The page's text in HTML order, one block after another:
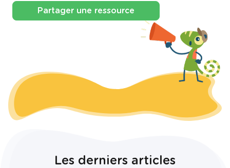
Partager une ressource
Les derniers articles